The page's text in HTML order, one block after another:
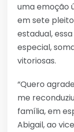
uma emoção
em sete
estadual,
especial,
vitoriosas.
“Quero
me
família, em
Abigail, ao